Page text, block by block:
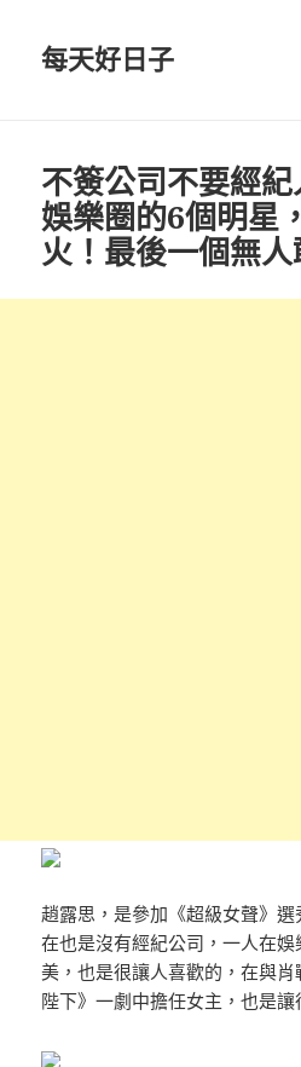
每天好日子
不簽公司不要經
娛樂圈的6個明星
火！最後一個無
趙露思，是參加《超級女聲》
在也是沒有經紀公司，一人在
美，也是很讓人喜歡的，在與
陛下》一劇中擔任女主，也是讓